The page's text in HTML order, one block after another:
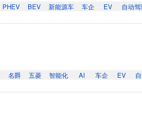
PHEV BEV 新能源车 车企 EV 自动驾
名爵 五菱 智能化 AI 车企 EV